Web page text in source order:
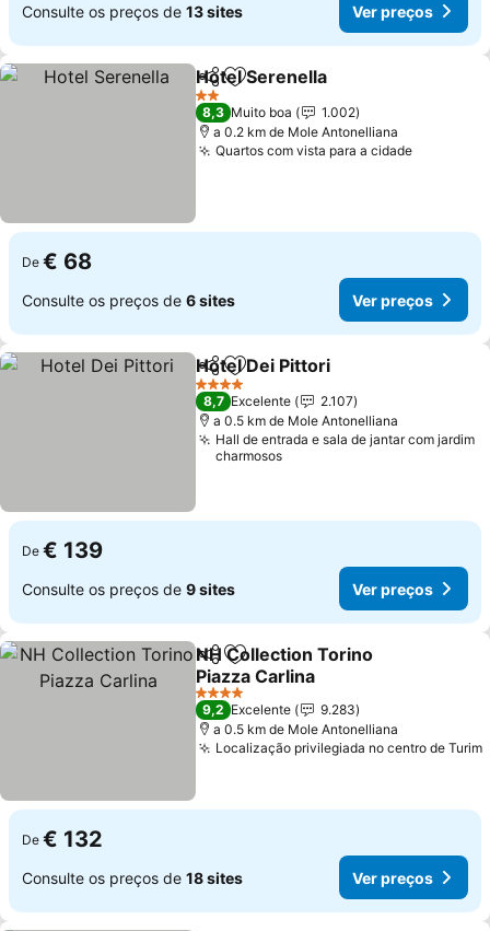
Consulte os preços de 13 sites Ver preços
PartilharAdicionar aos favoritos
Hotel Serenella
2 Estrelas
8,3 Muito boa
1.002
a 0.2 km de Mole Antonelliana
Quartos com vista para a cidadeVer
De € 68
Consulte os preços de 6 sites Ver preços
PartilharAdicionar aos favoritos
Hotel Dei Pittori
4 Estrelas
8,7 Excelente
2.107
a 0.5 km de Mole Antonelliana
Hall de entrada e sala de jantar com jardim
charmosos
De € 139
Consulte os preços de 9 sites Ver preços
PartilharAdicionar aos favoritos
NH Collection Torino
Piazza Carlina
Ver preços
4 Estrelas
9,2 Excelente
9.283
a 0.5 km de Mole Antonelliana
Localização privilegiada no centro de Turim
De € 132
Consulte os preços de 18 sites Ver preços